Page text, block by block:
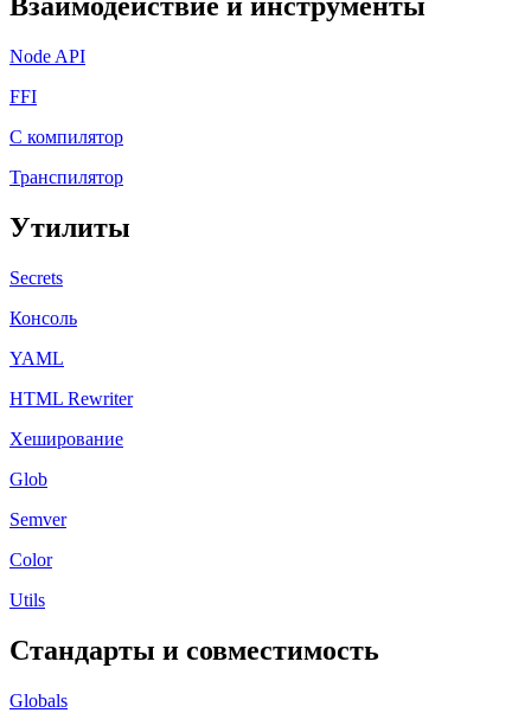
Взаимодействие и инструменты
Node API
FFI
C компилятор
Транспилятор
Утилиты
Secrets
Консоль
YAML
HTML Rewriter
Хеширование
Glob
Semver
Color
Utils
Стандарты и совместимость
Globals